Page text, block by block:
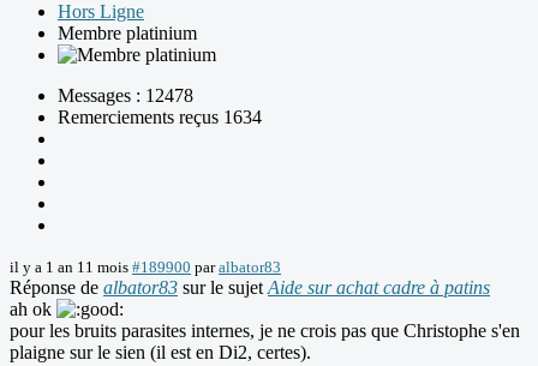
Hors Ligne
Membre platinium
Messages : 12478
Remerciements reçus 1634
il y a 1 an 11 mois #189900 paralbator83
Réponse de albator83 sur le sujet Aide sur achat cadre à patins
ah ok
pour les bruits parasites internes, je ne crois pas que Christophe s'en
plaigne sur le sien (il est en Di2, certes).